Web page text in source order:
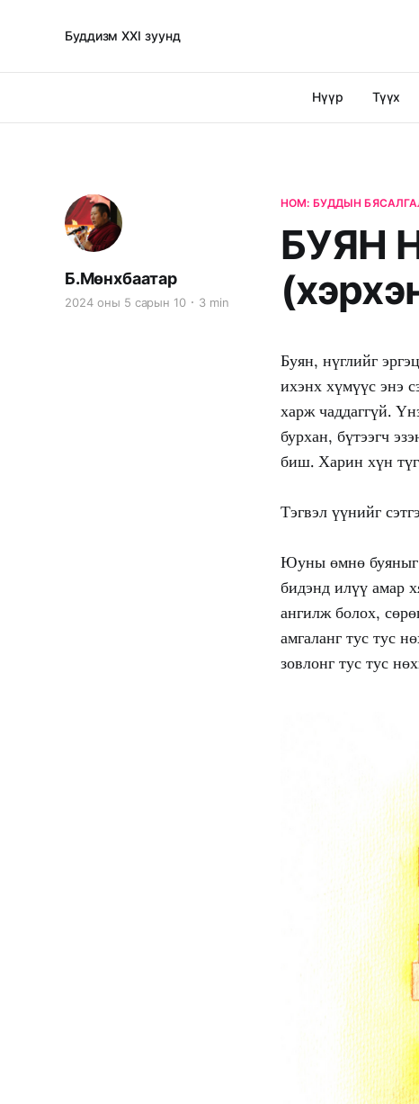
Буддизм XXI зуунд
Нүүр Түүх
НОМ: БУДДЫН
БУЯН
Б.Мөнхбаатар
2024 оны 5 сарын 10 3 min
Буян, нүглийг
ихэнх хүмүүс энэ
харж чаддаггүй.
бурхан, бүтээгч
биш. Харин хүн
Тэгвэл үүнийг
Юуны өмнө буяныг
бидэнд илүү амар
ангилж болох,
амгаланг тус тус
зовлонг тус тус